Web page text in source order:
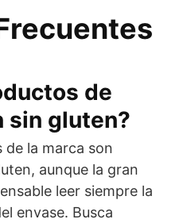
de
sin gluten?
la marca son
aunque la gran
leer siempre la
envase. Busca